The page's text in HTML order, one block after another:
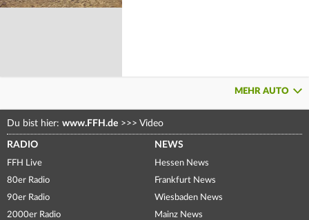
MEHR AUTO
Du bist hier: www.FFH.de >>> Video
RADIO
FFH Live
80er Radio
90er Radio
2000er Radio
NEWS
Hessen News
Frankfurt News
Wiesbaden News
Mainz News